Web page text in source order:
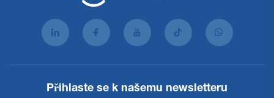
Přihlaste se k našemu newsletteru